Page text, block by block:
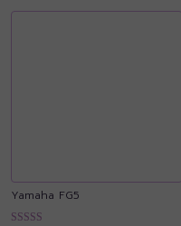
Yamaha FG5